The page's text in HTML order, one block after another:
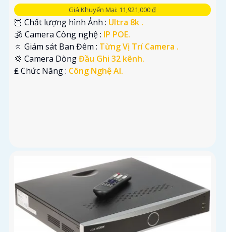
Giá Khuyến Mại: 11,921,000 ₫
🦉 Chất lượng hình Ảnh : Ultra 8k .
🕉️ Camera Công nghệ : IP POE.
🔅 Giám sát Ban Đêm : Từng Vị Trí Camera .
💢 Camera DòngĐầu Ghi 32 kênh.
️₤ Chức Năng : Công Nghệ AI.